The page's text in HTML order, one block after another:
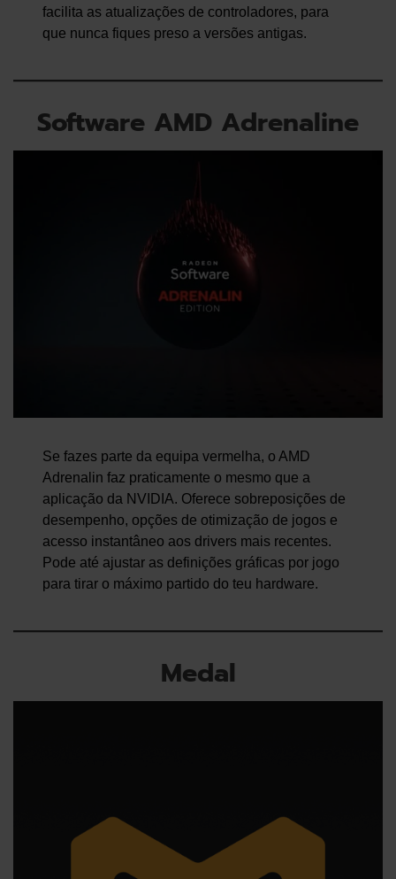
facilita as atualizações de controladores, para
que nunca fiques preso a versões antigas.
Software AMD Adrenaline
Se fazes parte da equipa vermelha, o AMD
Adrenalin faz praticamente o mesmo que a
aplicação da NVIDIA. Oferece sobreposições de
desempenho, opções de otimização de jogos e
acesso instantâneo aos drivers mais recentes.
Pode até ajustar as definições gráficas por jogo
para tirar o máximo partido do teu hardware.
Medal